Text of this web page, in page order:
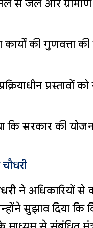
से जल और
कार्यों की गुणवत्ता
प्रस्तावों
कि सरकार की
ने अधिकारियों से
सुझाव दिया कि